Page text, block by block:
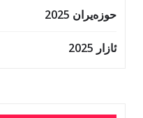
حوزه‌یران 2025
ئازار 2025